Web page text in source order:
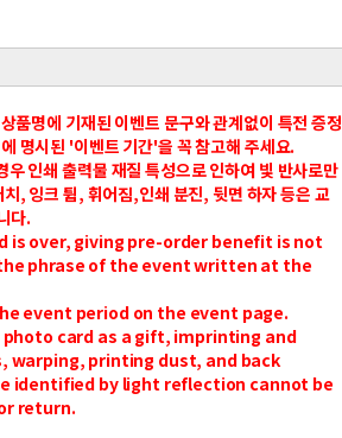
품명에 기재된 이벤트 문구와 관계없이 특전 증정
명시된 '이벤트 기간'을 꼭 참고해 주세요.
인쇄 출력물 재질 특성으로 인하여 빛 반사로만
, 잉크 튐, 휘어짐,인쇄 분진, 뒷면 하자 등은 교
다.
is over, giving pre-order benefit is not
phrase of the event written at the
event period on the event page.
card as a gift, imprinting and
warping, printing dust, and back
identified by light reflection cannot be
return.